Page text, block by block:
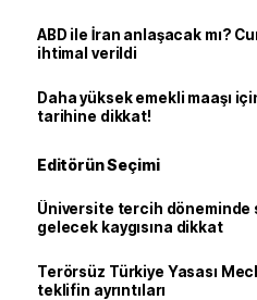
ABD ile İran anlaşacak mı?
ihtimal verildi
Daha yüksek emekli maaşı
tarihine dikkat!
Editörün Seçimi
Üniversite tercih döneminde
gelecek kaygısına dikkat
Terörsüz Türkiye Yasası
teklifin ayrıntıları